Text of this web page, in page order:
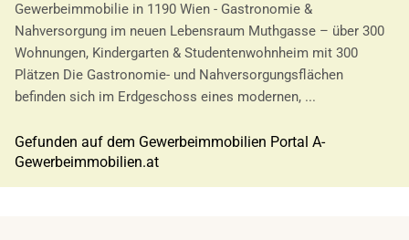
Gewerbeimmobilie in 1190 Wien - Gastronomie &
Nahversorgung im neuen Lebensraum Muthgasse – über 300
Wohnungen, Kindergarten & Studentenwohnheim mit 300
Plätzen Die Gastronomie- und Nahversorgungsflächen
befinden sich im Erdgeschoss eines modernen, ...
Gefunden auf dem Gewerbeimmobilien Portal A-
Gewerbeimmobilien.at